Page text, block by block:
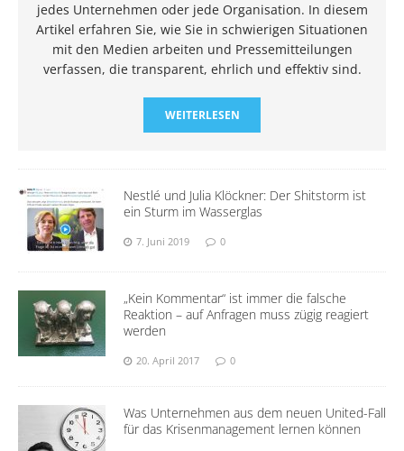
jedes Unternehmen oder jede Organisation. In diesem
Artikel erfahren Sie, wie Sie in schwierigen Situationen
mit den Medien arbeiten und Pressemitteilungen
verfassen, die transparent, ehrlich und effektiv sind.
WEITERLESEN
Nestlé und Julia Klöckner: Der Shitstorm ist
ein Sturm im Wasserglas
7. Juni 2019 0
„Kein Kommentar“ ist immer die falsche
Reaktion – auf Anfragen muss zügig reagiert
werden
20. April 2017 0
Was Unternehmen aus dem neuen United-Fall
für das Krisenmanagement lernen können